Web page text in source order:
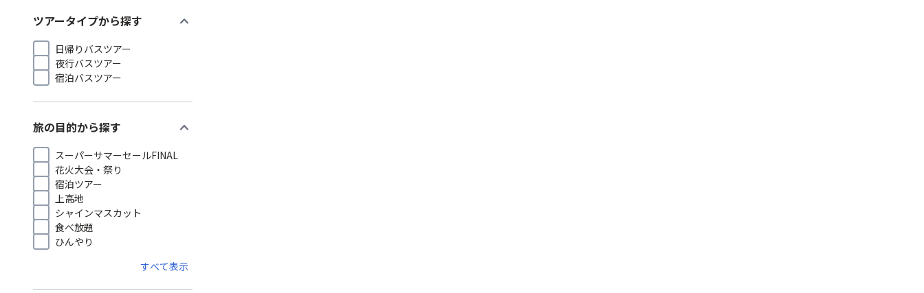
ツアータイプから探す expand_more
日帰りバスツアー
夜行バスツアー
宿泊バスツアー
旅の目的から探す expand_more
スーパーサマーセールFINAL
花火大会・祭り
宿泊ツアー
上高地
シャインマスカット
食べ放題
ひんやり
すべて表示